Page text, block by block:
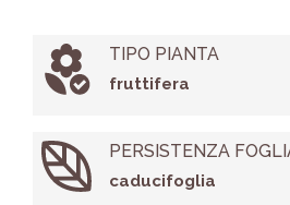
TIPO PIANTA
fruttifera
PERSISTENZA
caducifoglia